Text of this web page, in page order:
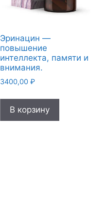
Эринацин —
повышение
интеллекта, памяти и
внимания.
3400,00 ₽
В корзину